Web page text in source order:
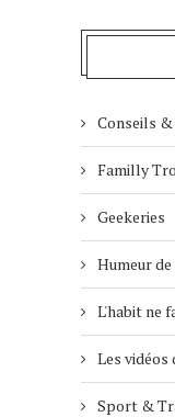
Conseils
Familly
Geekeries
Humeur
L'habit ne
Les
Sport &